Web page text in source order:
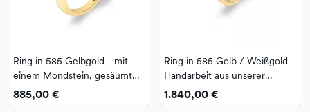
Ring in 585 Gelbgold - mit
einem Mondstein, gesäumt
von Diamanten - Handarbeit
aus unserer Meisterwerkstatt
885,00 €
Ring in 585 Gelb / Weißgold -
Handarbeit aus unserer
Meisterwerkstatt - mit
Brillanten und Diamanten
1.840,00 €